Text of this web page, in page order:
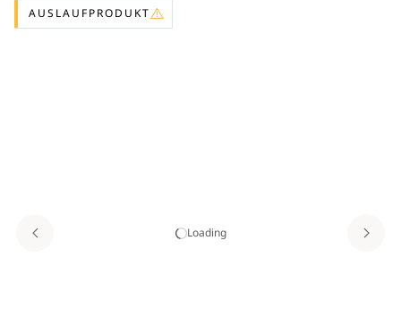
AUSLAUFPRODUKT
Loading